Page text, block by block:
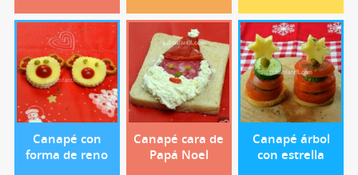
Canapé con
forma de reno
Canapé cara de
Papá Noel
Canapé árbol
con estrella